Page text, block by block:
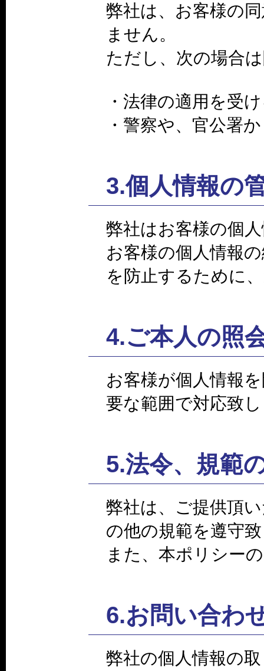
弊社は、お客様の
ません。
ただし、次の場合
・法律の適用を受
・警察や、官公署
3.個人情報の
弊社はお客様の個
お客様の個人情報
を防止するために
4.ご本人の照
お客様が個人情報
要な範囲で対応致
5.法令、規範
弊社は、ご提供頂
の他の規範を遵守
また、本ポリシー
6.お問い合わ
弊社の個人情報の